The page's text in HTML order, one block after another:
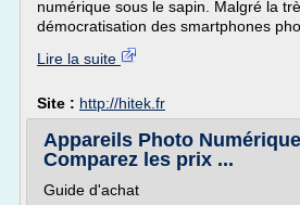
numérique sous le sapin. Malgré la
démocratisation des smartphones
Lire la suite
Site : http://hitek.fr
Appareils Photo
Comparez les prix ...
Guide d'achat